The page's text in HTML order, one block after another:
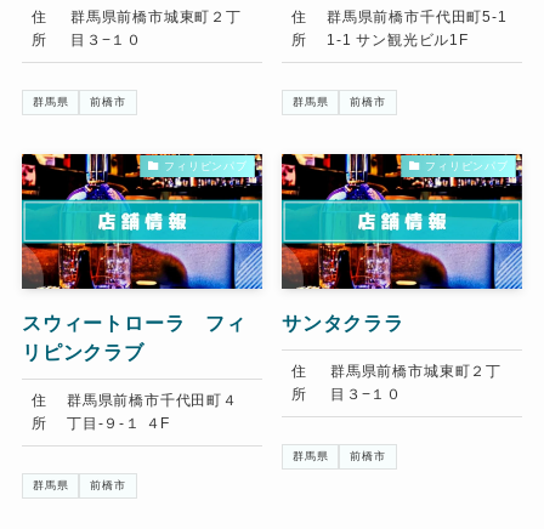
住
所
群馬県前橋市城東町２丁
目３−１０
群馬県 前橋市
住
所
群馬県前橋市千代田町5-1
1-1 サン観光ビル1F
群馬県 前橋市
フィリピンパブ
スウィートローラ フィ
リピンクラブ
住
所
群馬県前橋市千代田町４
丁目-９-１ ４F
群馬県 前橋市
フィリピンパブ
サンタクララ
住
所
群馬県前橋市城東町２丁
目３−１０
群馬県 前橋市